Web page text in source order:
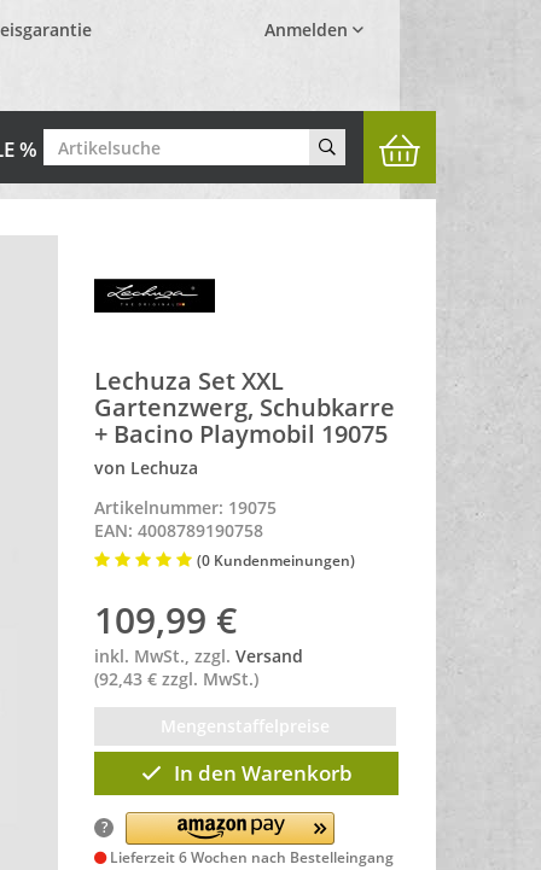
Anmelden
%
Lechuza Set XXL
Gartenzwerg, Schubkarre
+ Bacino Playmobil 19075
von Lechuza
Artikelnummer: 19075
EAN: 4008789190758
(0 Kundenmeinungen)
109,99 €
inkl. MwSt., zzgl.Versand
(92,43 € zzgl. MwSt.)
Mengenstaffelpreise
In den Warenkorb
?
Lieferzeit 6 Wochen nach Bestelleingang